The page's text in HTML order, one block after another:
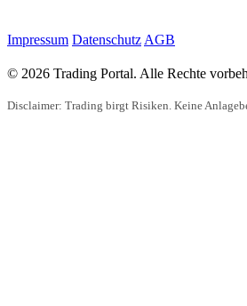
Impressum Datenschutz AGB
© 2026 Trading Portal. Alle Rechte
Disclaimer: Trading birgt Risiken. Keine